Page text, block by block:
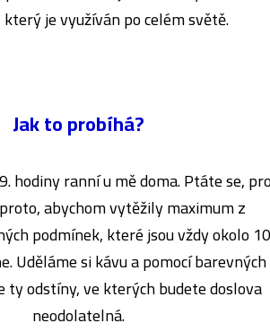
který je využíván po celém světě.
Jak to probíhá?
hodiny ranní u mě doma. Ptáte se,
abychom vytěžily maximum z
podmínek, které jsou vždy okolo
Uděláme si kávu a pomocí barevných
ty odstíny, ve kterých budete doslova
neodolatelná.